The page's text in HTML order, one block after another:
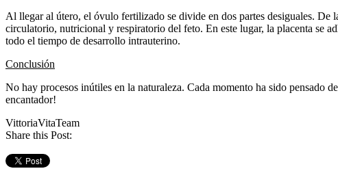
Al llegar al útero, el óvulo fertilizado se divide en dos partes desiguales. De
circulatorio, nutricional y respiratorio del feto. En este lugar, la placenta se
todo el tiempo de desarrollo intrauterino.
Conclusión
No hay procesos inútiles en la naturaleza. Cada momento ha sido pensado
encantador!
VittoriaVitaTeam
Share this Post: